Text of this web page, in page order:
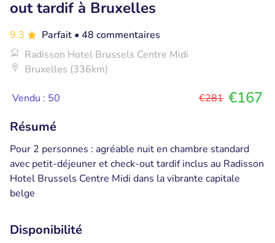
out tardif à Bruxelles
9.3 Parfait • 48 commentaires
Radisson Hotel Brussels Centre Midi
Bruxelles (336km)
Vendu : 50 €281 €167
Résumé
Pour 2 personnes : agréable nuit en chambre standard
avec petit-déjeuner et check-out tardif inclus au Radisson
Hotel Brussels Centre Midi dans la vibrante capitale
belge
Disponibilité